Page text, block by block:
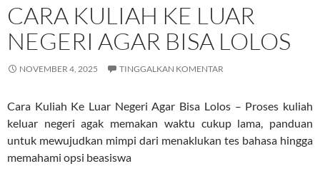
CARA KULIAH KE LUAR
NEGERI AGAR BISA LOLOS
NOVEMBER 4, 2025 TINGGALKAN KOMENTAR
Cara Kuliah Ke Luar Negeri Agar Bisa Lolos – Proses kuliah
keluar negeri agak memakan waktu cukup lama, panduan
untuk mewujudkan mimpi dari menaklukan tes bahasa hingga
memahami opsi beasiswa